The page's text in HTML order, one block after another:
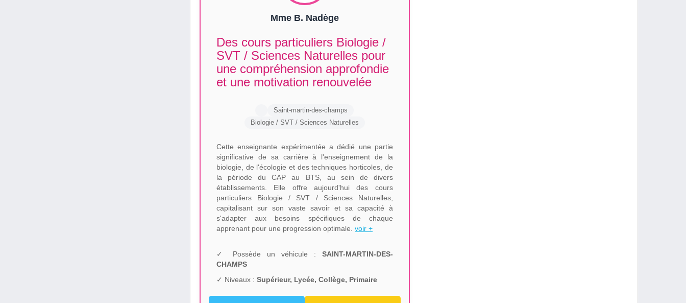
Mme B. Nadège
Des cours particuliers Biologie /
SVT / Sciences Naturelles pour
une compréhension approfondie
et une motivation renouvelée
Saint-martin-des-champs
Biologie / SVT / Sciences Naturelles
Cette enseignante expérimentée a dédié une partie
significative de sa carrière à l'enseignement de la
biologie, de l'écologie et des techniques horticoles, de
la période du CAP au BTS, au sein de divers
établissements. Elle offre aujourd'hui des cours
particuliers Biologie / SVT / Sciences Naturelles,
capitalisant sur son vaste savoir et sa capacité à
s'adapter aux besoins spécifiques de chaque
apprenant pour une progression optimale.voir +
✓ Possède un véhicule : SAINT-MARTIN-DES-
CHAMPS
✓ Niveaux :Supérieur, Lycée, Collège, Primaire